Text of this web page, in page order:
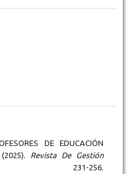
DE EDUCACIÓN
Revista De Gestión
231-256.